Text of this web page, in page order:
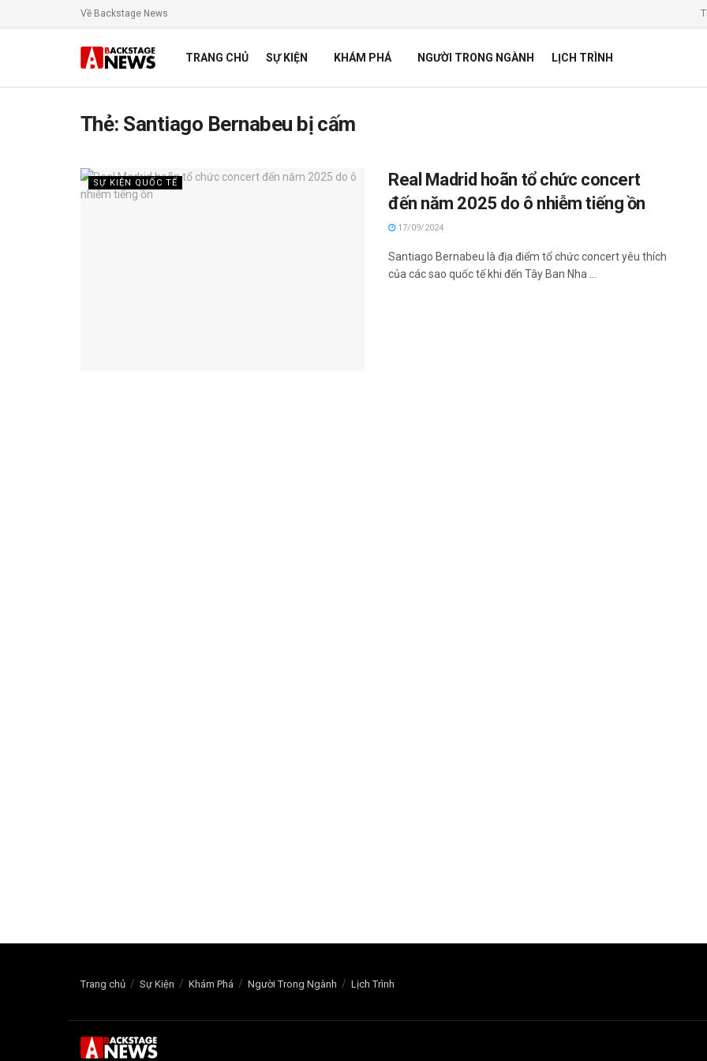
Về Backstage News
TRANG CHỦ SỰ KIỆN KHÁM PHÁ NGƯỜI TRONG NGÀNH LỊCH TRÌNH
Thẻ: Santiago Bernabeu bị cấm
SỰ KIỆN QUỐC TẾ
Real Madrid hoãn tổ chức concert
đến năm 2025 do ô nhiễm tiếng ồn
17/09/2024
Santiago Bernabeu là địa điểm tổ chức concert yêu thích
của các sao quốc tế khi đến Tây Ban Nha ...
Trang chủ Sự Kiện Khám Phá Người Trong Ngành Lịch Trình